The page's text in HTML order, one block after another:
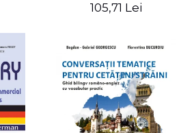
English-German
105,71 Lei